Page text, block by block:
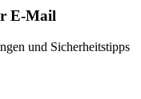
E-Mail
und Sicherheitstipps